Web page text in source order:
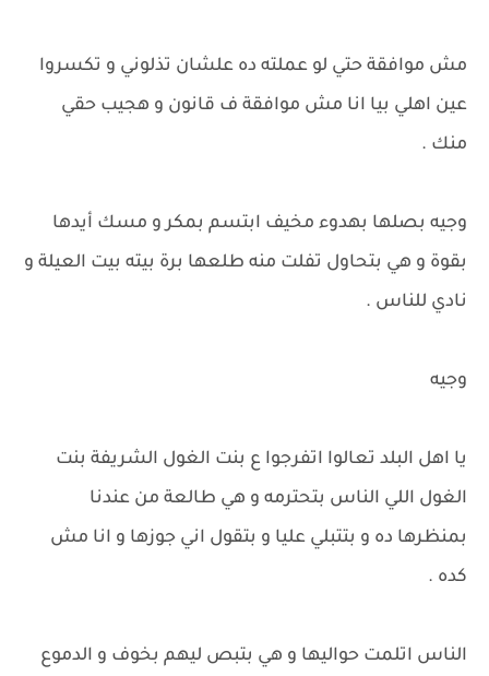
مش موافقة حتي لو عملته ده علشان تذلوني و تكسروا
عين اهلي بيا انا مش موافقة ف قانون و هجيب حقي
منك .
وجيه بصلها بهدوء مخيف ابتسم بمكر و مسك أيدها
بقوة و هي بتحاول تفلت منه طلعها برة بيته بيت العيلة و
نادي للناس .
وجيه
يا اهل البلد تعالوا اتفرجوا ع بنت الغول الشريفة بنت
الغول اللي الناس بتحترمه و هي طالعة من عندنا
بمنظرها ده و بتتبلي عليا و بتقول اني جوزها و انا مش
كده .
الناس اتلمت حواليها و هي بتبص ليهم بخوف و الدموع